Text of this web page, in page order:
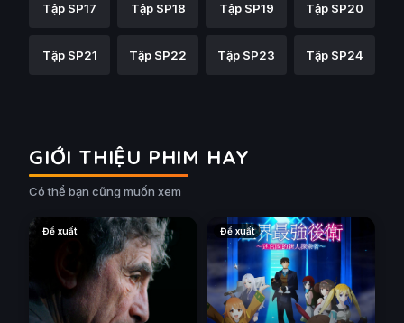
Tập SP17 Tập SP18 Tập SP19 Tập SP20
Tập SP21 Tập SP22 Tập SP23 Tập SP24
GIỚI THIỆU PHIM HAY
Có thể bạn cũng muốn xem
Đề xuất Đề xuất